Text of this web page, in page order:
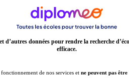
Lyon
par alternance
d’autres données pour rendre la recherche
efficace.
fonctionnement de nos services et ne peuvent pas être